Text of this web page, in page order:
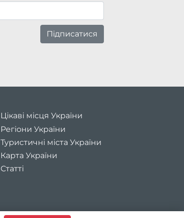
Підписатися
Цікаві місця України
Регіони України
Туристичні міста України
Карта України
Статті